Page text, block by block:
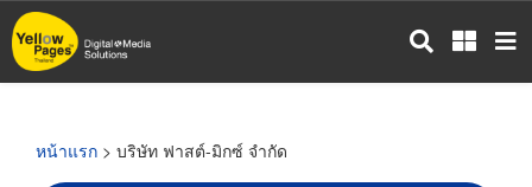
ข้าม
ไป
หน้าแรก > บริษัท ฟาสต์-มิกซ์ จำกัด